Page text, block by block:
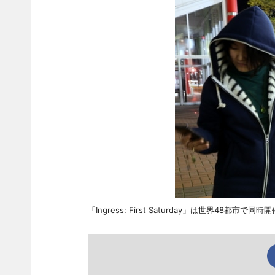
「Ingress: First Saturday」は世界48都市で同時開